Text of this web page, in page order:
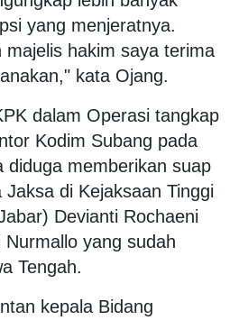
yang menjeratnya.
majelis hakim saya terima
kata Ojang.
dalam Operasi tangkap
Kodim Subang pada
diduga memberikan suap
di Kejaksaan Tinggi
Devianti Rochaeni
yang sudah
Tengah.
kepala Bidang